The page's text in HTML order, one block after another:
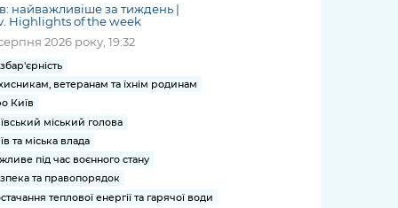
на
найважливіше за тиждень |
Highlights of the week
2026 року, 19:32
ветеранам та їхнім родинам
Київ
міський голова
та міська влада
під час воєнного стану
та правопорядок
теплової енергії та гарячої води